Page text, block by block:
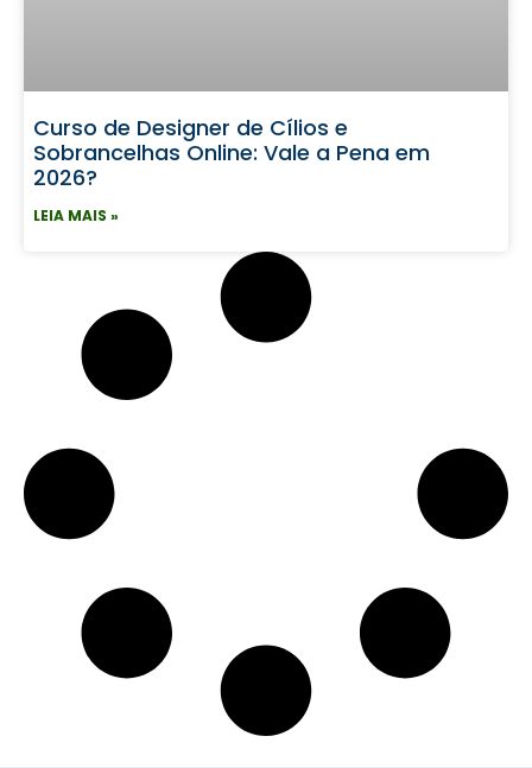
Curso de Designer de Cílios e
Sobrancelhas Online: Vale a Pena em
2026?
LEIA MAIS »